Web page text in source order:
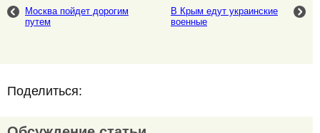
Москва пойдет дорогим
путем
В Крым едут украинские
военные
Поделиться: